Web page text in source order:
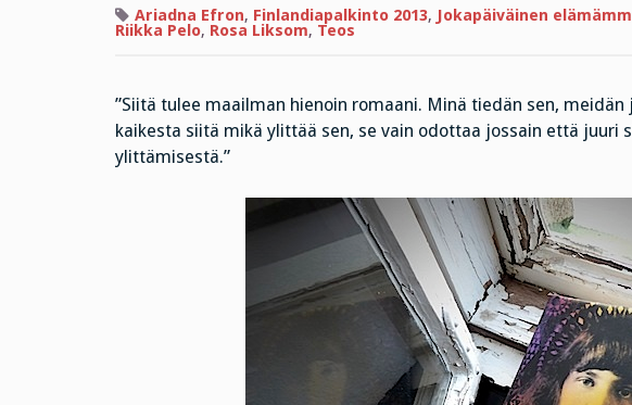
Finlandia-
Ariadna Efron, Finlandiapalkinto 2013, Jokapäiväinen
Riikka Pelo, Rosa Liksom, Teos
”Siitä tulee maailman hienoin romaani. Minä tiedän sen,
kaikesta siitä mikä ylittää sen, se vain odottaa jossain että juuri
ylittämisestä.”